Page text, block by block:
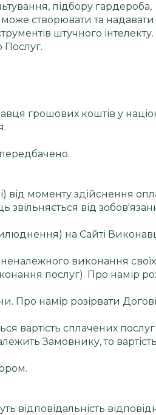
підбору гардероба,
створювати та надавати
штучного інтелекту.
грошових коштів у
від моменту здійснення
від
на Сайті
виконання своїх
послуг). Про намір
Про намір розірвати
вартість сплачених послуг
Замовнику, то вартість
відповідальність